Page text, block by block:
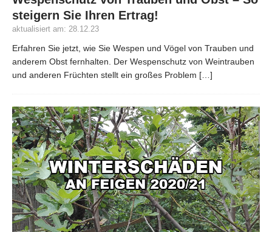
steigern Sie Ihren Ertrag!
aktualisiert am: 28.12.23
Erfahren Sie jetzt, wie Sie Wespen und Vögel von Trauben und
anderem Obst fernhalten. Der Wespenschutz von Weintrauben
und anderen Früchten stellt ein großes Problem […]